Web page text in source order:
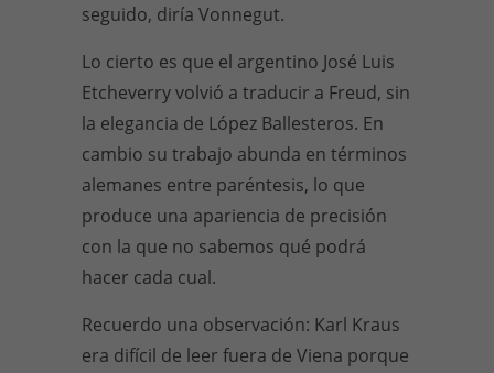
seguido, diría Vonnegut.
Lo cierto es que el argentino José Luis
Etcheverry volvió a traducir a Freud, sin
la elegancia de López Ballesteros. En
cambio su trabajo abunda en términos
alemanes entre paréntesis, lo que
produce una apariencia de precisión
con la que no sabemos qué podrá
hacer cada cual.
Recuerdo una observación: Karl Kraus
era difícil de leer fuera de Viena porque